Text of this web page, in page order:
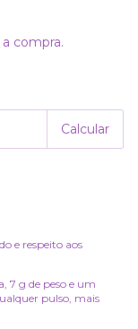
compra.
Calcular
e respeito aos
7 g de peso e um
pulso, mais